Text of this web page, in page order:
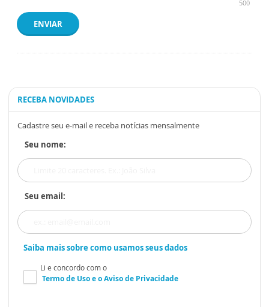
500
ENVIAR
RECEBA NOVIDADES
Cadastre seu e-mail e receba notícias mensalmente
Seu nome:
Seu email:
Saiba mais sobre como usamos seus dados
Li e concordo com o
Termo de Usoe oAviso de Privacidade